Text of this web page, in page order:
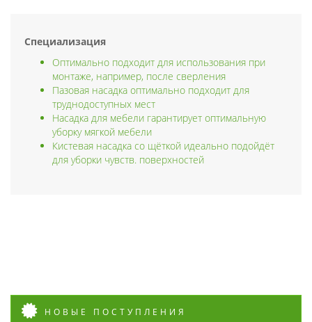
Специализация
Оптимально подходит для использования при
монтаже, например, после сверления
Пазовая насадка оптимально подходит для
труднодоступных мест
Насадка для мебели гарантирует оптимальную
уборку мягкой мебели
Кистевая насадка со щёткой идеально подойдёт
для уборки чувств. поверхностей
НОВЫЕ ПОСТУПЛЕНИЯ